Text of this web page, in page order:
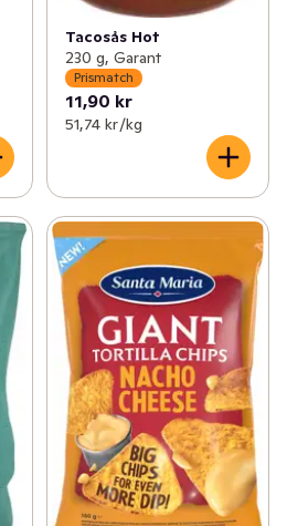
Tacosås Hot
230 g, Garant
Prismatch
11,90 kr
51,74 kr /kg